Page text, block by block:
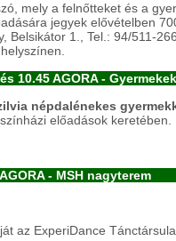
mely a felnőtteket és a
jegyek elővételben
Belsikátor 1., Tel.: 94/511-
10.45 AGORA -
népdalénekes
előadások keretében.
- MSH nagyterem
az ExperiDance